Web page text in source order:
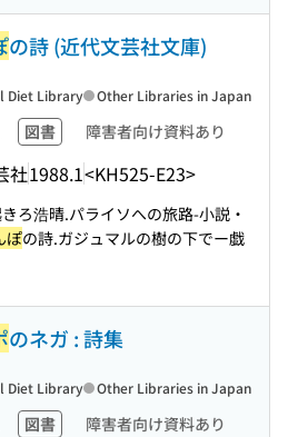
の詩 (近代文芸社文庫)
図書 障害者向け資料あり
社1988.1<KH525-E23>
Diet Library Other Libraries in Japan
ろ浩晴.パライソへの旅路-小説・
ぽの詩.ガジュマルの樹の下でー戯
のネガ : 詩集
図書 障害者向け資料あり
Diet Library Other Libraries in Japan